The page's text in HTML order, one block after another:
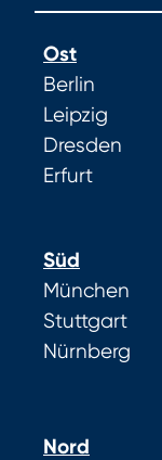
Ost
Berlin
Leipzig
Dresden
Erfurt
Süd
München
Stuttgart
Nürnberg
Nord